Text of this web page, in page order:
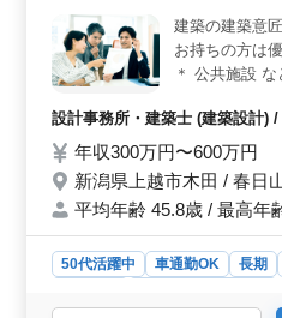
て、高度な業務に携わること
の方々がチームに加わること
向上し、クライアントにより
日という充実した休暇制度が
タッフは仕事とプライベート
健康的な生活を送ることがで
ことで、ストレスを軽減し、
むことができます。
建築の建築意
お持ちの方は
＊ 公共施設 な
計、実施設計
作成、施工会
作あり ◯特徴
給 30代〜60代
す♪ 明るくて
ご応募心より
設計事務所・建築士 (建築設計)
年収300万円〜600万円
新潟県上越市木田 / 春日
平均年齢 45.8歳 / 最高年
50代活躍中 車通勤OK 長期